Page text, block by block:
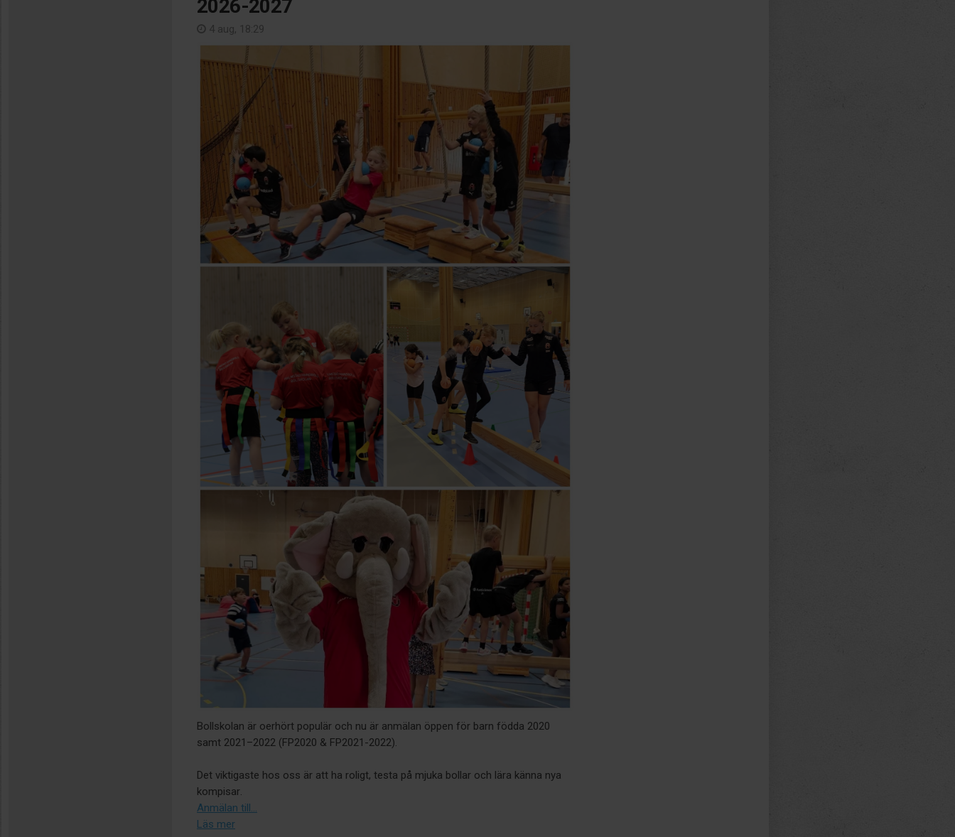
2026-2027
4 aug, 18:29
Bollskolan är oerhört populär och nu är anmälan öppen för barn födda 2020
samt 2021–2022 (FP2020 & FP2021-2022).
Det viktigaste hos oss är att ha roligt, testa på mjuka bollar och lära känna nya
kompisar.
Anmälan till...
Läs mer